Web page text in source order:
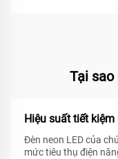
Tại
Hiệu suất tiết
Đèn neon LED của
mức tiêu thụ điện